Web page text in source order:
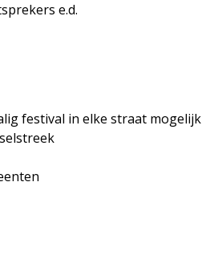
e.d.
festival in elke straat mogelijk